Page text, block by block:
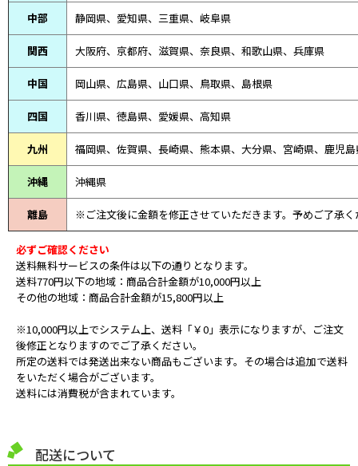
中部 静岡県、 愛知県、 三重県、 岐阜県
関西 大阪府、京都府、滋賀県、奈良県、和歌山県、兵庫県
中国 岡山県、広島県、山口県、鳥取県、島根県
四国 香川県、徳島県、愛媛県、高知県
九州 福岡県、佐賀県、長崎県、熊本県、大分県、宮崎県、鹿児
沖縄 沖縄県
離島 ※ご注文後に金額を修正させていただきます。予めご了承く
必ずご確認ください
送料無料サービスの条件は以下の通りとなります。
送料770円以下の地域：商品合計金額が10,000円以上
その他の地域：商品合計金額が15,800円以上
※10,000円以上でシステム上、送料「￥0」表示になりますが、ご注文
後修正となりますのでご了承ください。
所定の送料では発送出来ない商品もございます。その場合は追加で送料
をいただく場合がございます。
送料には消費税が含まれています。
配送について